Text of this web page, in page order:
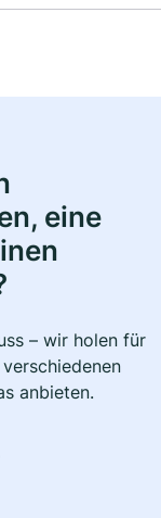
eine
– wir holen für
anbieten.